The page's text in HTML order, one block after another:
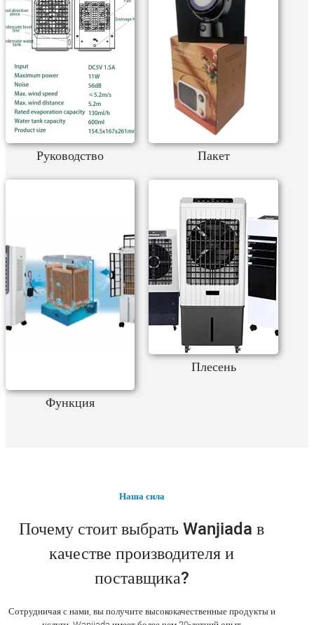
Руководство Пакет
Функция
Плесень
Наша сила
Почему стоит выбрать Wanjiada в
качестве производителя и
поставщика?
Сотрудничая с нами, вы получите высококачественные продукты и